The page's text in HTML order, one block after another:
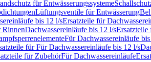
für Entwässerungssysteme
Lüftungsventile für Entwässerung
bis 12 l/sErsatzteile für
RinnenDachwassereinläufe bis 12 l/sErsatzteile
Für Dachwassereinläufe
für Für Dachwassereinläufe bis 12 l/s
für ZubehörFür Dachwassereinläufe